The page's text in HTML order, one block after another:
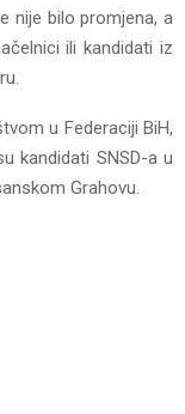
nije bilo promjena, a
ili kandidati iz
u Federaciji BiH,
kandidati SNSD-a u
Grahovu.